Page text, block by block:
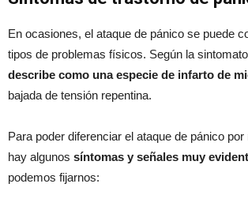
En ocasiones, el ataque de pánico se puede
tipos de problemas físicos. Según la
describe como una especie de infarto de
bajada de tensión repentina.
Para poder diferenciar el ataque de pánico
hay algunos síntomas y señales muy
podemos fijarnos: